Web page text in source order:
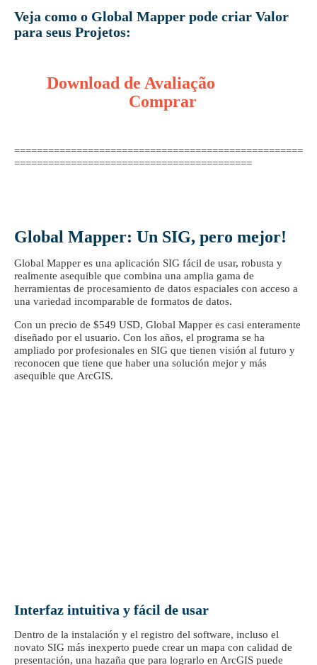
Veja como o Global Mapper pode criar Valor
para seus Projetos:
Download de Avaliação
Comprar
===================================================
==========================================
Global Mapper: Un SIG, pero mejor!
Global Mapper es una aplicación SIG fácil de usar, robusta y
realmente asequible que combina una amplia gama de
herramientas de procesamiento de datos espaciales con acceso a
una variedad incomparable de formatos de datos.
Con un precio de $549 USD, Global Mapper es casi enteramente
diseñado por el usuario. Con los años, el programa se ha
ampliado por profesionales en SIG que tienen visión al futuro y
reconocen que tiene que haber una solución mejor y más
asequible que ArcGIS.
Interfaz intuitiva y fácil de usar
Dentro de la instalación y el registro del software, incluso el
novato SIG más inexperto puede crear un mapa con calidad de
presentación, una hazaña que para lograrlo en ArcGIS puede